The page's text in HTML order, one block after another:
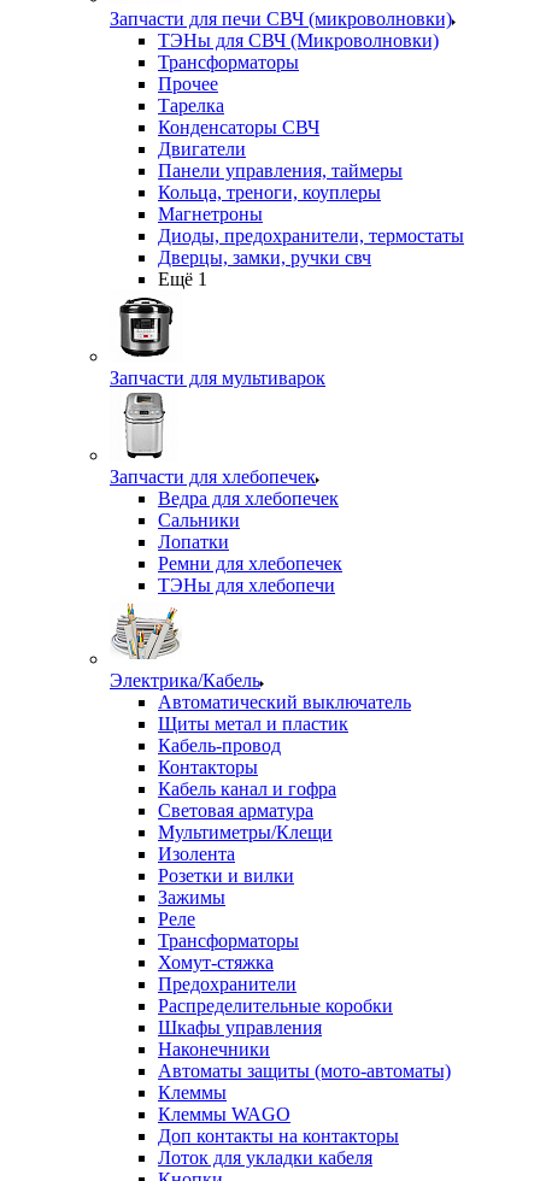
Запчасти для печи СВЧ (микроволновки)
ТЭНы для СВЧ (Микроволновки)
Трансформаторы
Прочее
Тарелка
Конденсаторы СВЧ
Двигатели
Панели управления, таймеры
Кольца, треноги, коуплеры
Магнетроны
Диоды, предохранители, термостаты
Дверцы, замки, ручки свч
Ещё 1
Запчасти для мультиварок
Запчасти для хлебопечек
Ведра для хлебопечек
Сальники
Лопатки
Ремни для хлебопечек
ТЭНы для хлебопечи
Электрика/Кабель
Автоматический выключатель
Щиты метал и пластик
Кабель-провод
Контакторы
Кабель канал и гофра
Световая арматура
Мультиметры/Клещи
Изолента
Розетки и вилки
Зажимы
Реле
Трансформаторы
Хомут-стяжка
Предохранители
Распределительные коробки
Шкафы управления
Наконечники
Автоматы защиты (мото-автоматы)
Клеммы
Клеммы WAGO
Доп контакты на контакторы
Лоток для укладки кабеля